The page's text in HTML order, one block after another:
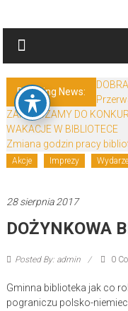
Biblioteki
Gminy
Żary
Biblioteki
Gminy
Żary
to
mieszczący
się
Powiecie
Breaking News:
ZAPRASZAMY DO
WAKACJE W BIBLIOTECE
Zmiana godzin pracy
Akcje Imprezy
28 sierpnia 2017
DOŻYNKOWA
Posted By: admin 0
Gminna biblioteka jak co
pograniczu polsko-